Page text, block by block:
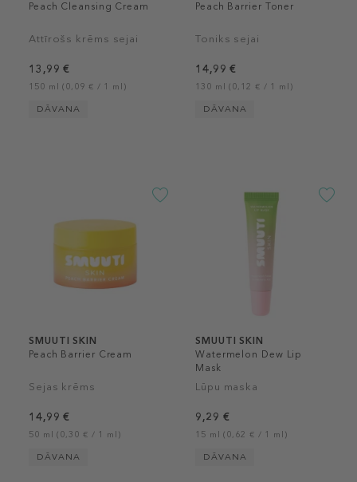
Peach Cleansing Cream
Attīrošs krēms sejai
13,99 €
150 ml (0,09 € / 1 ml)
DĀVANA
Peach Barrier Toner
Toniks sejai
14,99 €
130 ml (0,12 € / 1 ml)
DĀVANA
SMUUTI SKIN
Peach Barrier Cream
Sejas krēms
14,99 €
50 ml (0,30 € / 1 ml)
DĀVANA
SMUUTI SKIN
Watermelon Dew Lip
Mask
Lūpu maska
9,29 €
15 ml (0,62 € / 1 ml)
DĀVANA